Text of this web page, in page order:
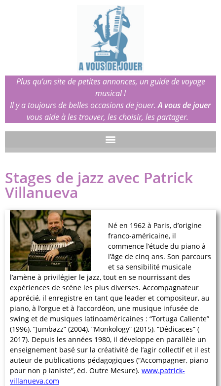
Plus qu’un site de petites annonces, un guide de voyage
musical !
Il y a toujours de belles occasions de jouer.A vous de jouer
vous aide à les trouver, les choisir, les partager.
Stages de jazz avec Patrick
Villanueva
Né en 1962 à Paris, d’origine
franco-américaine, il
commence l’étude du piano à
l’âge de cinq ans. Son parcours
et sa sensibilité musicale
l’amène à privilégier le jazz, tout en se nourrissant des
expériences de scène les plus diverses. Accompagnateur
apprécié, il enregistre en tant que leader et compositeur, au
piano, à l’orgue et à l’accordéon, une musique infusée de
swing et de musiques latinoaméricaines : “Tortuga Caliente”
(1996), “Jumbazz” (2004), “Monkology” (2015), “Dédicaces” (
2017). Depuis les années 1980, il développe en parallèle un
enseignement basé sur la créativité de l’agir collectif et il est
auteur de publications pédagogiques (“Accompagner, piano
pour non p ianiste”, éd. Outre Mesure). www.patrick-
villanueva.com